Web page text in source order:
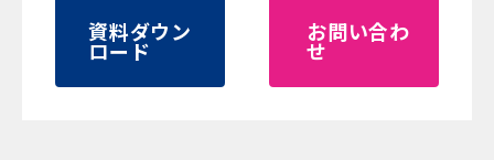
資料ダウン
ロード
お問い合わ
せ